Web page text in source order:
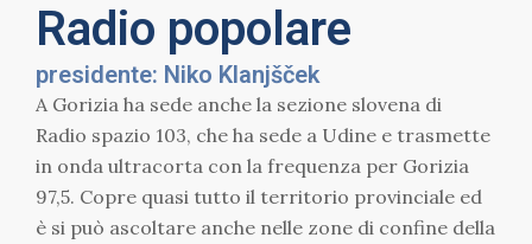
Radio popolare
presidente: Niko Klanjšček
A Gorizia ha sede anche la sezione slovena di
Radio spazio 103, che ha sede a Udine e trasmette
in onda ultracorta con la frequenza per Gorizia
97,5. Copre quasi tutto il territorio provinciale ed
è si può ascoltare anche nelle zone di confine della